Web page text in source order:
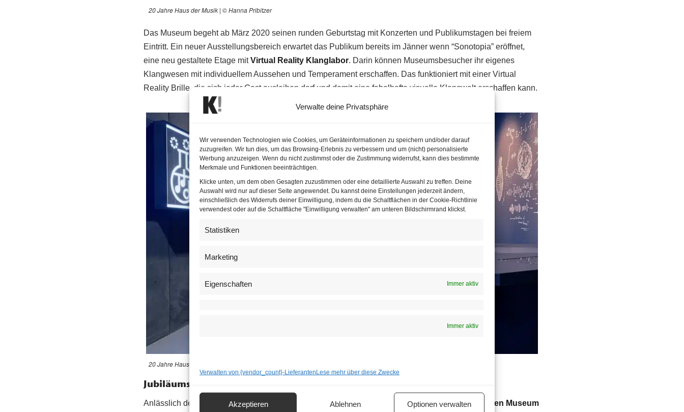
Verwalte deine Privatsphäre
Wir verwenden Technologien wie Cookies, um Geräteinformationen zu speichern und/oder darauf
zuzugreifen. Wir tun dies, um das Browsing-Erlebnis zu verbessern und um (nicht) personalisierte
Werbung anzuzeigen. Wenn du nicht zustimmst oder die Zustimmung widerrufst, kann dies bestimmte
Merkmale und Funktionen beeinträchtigen.
Klicke unten, um dem oben Gesagten zuzustimmen oder eine detaillierte Auswahl zu treffen. Deine
Auswahl wird nur auf dieser Seite angewendet. Du kannst deine Einstellungen jederzeit ändern,
einschließlich des Widerrufs deiner Einwilligung, indem du die Schaltflächen in der Cookie-Richtlinie
verwendest oder auf die Schaltfläche "Einwilligung verwalten" am unteren Bildschirmrand klickst.
Statistiken
Marketing
Eigenschaften Immer aktiv
Immer aktiv
Verwalten von {vendor_count}-LieferantenLese mehr über diese Zwecke
Akzeptieren Ablehnen Optionen verwalten
20 Jahre Haus der Musik | © Hanna Pribitzer
Das Museum begeht ab März 2020 seinen runden Geburtstag mit Konzerten und Publikumstagen bei freiem
Eintritt. Ein neuer Ausstellungsbereich erwartet das Publikum bereits im Jänner wenn “Sonotopia” eröffnet,
eine neu gestaltete Etage mitVirtual Reality Klanglabor. Darin können Museumsbesucher ihr eigenes
Klangwesen mit individuellem Aussehen und Temperament erschaffen. Das funktioniert mit einer Virtual
Reality Brille, die sich jeder Gast ausleihen darf und damit eine fabelhafte visuelle Klangwelt erschaffen kann.
20 Jahre Haus der Musik | © Hanna Pribitzer
Jubiläumsprogramm
Anlässlich der Geburtstagsfeierlichkeiten begeht das Haus der Musik seinJubiläum als Stadt Wien Museum